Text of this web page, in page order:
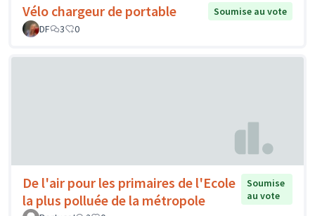
Vélo chargeur de portable
Soumise au vote
DF
3 0
De l'air pour les primaires de l'Ecole
la plus polluée de la métropole
Soumise
au vote